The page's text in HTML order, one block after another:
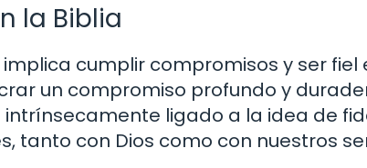
la Biblia
cumplir compromisos y ser fiel
un compromiso profundo y
ligado a la idea de
tanto con Dios como con nuestros